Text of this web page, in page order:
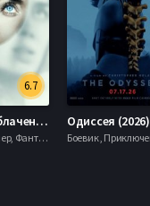
6.7
День разоблачения (2026)
Драма, Триллер, Фантастика,
Одиссея (2026)